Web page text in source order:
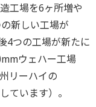
工場を6ヶ所増や
新しい工場が
4つの工場が新たに
ウェハー工場
リーハイの
ています）。